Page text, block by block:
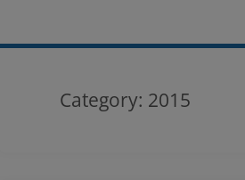
Category: 2015